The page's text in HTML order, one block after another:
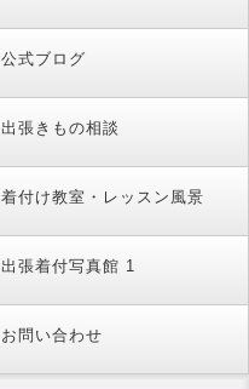
公式ブログ
出張きもの相談
着付け教室・レッスン風景
出張着付写真館 1
お問い合わせ